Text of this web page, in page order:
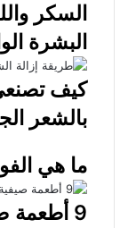
السكر
البشرة
كيف
بالشعر
ما هي
9